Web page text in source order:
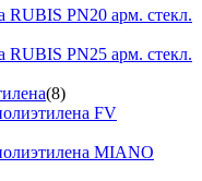
PN20 арм. стекл.
PN25 арм. стекл.
(8)
FV
MIANO